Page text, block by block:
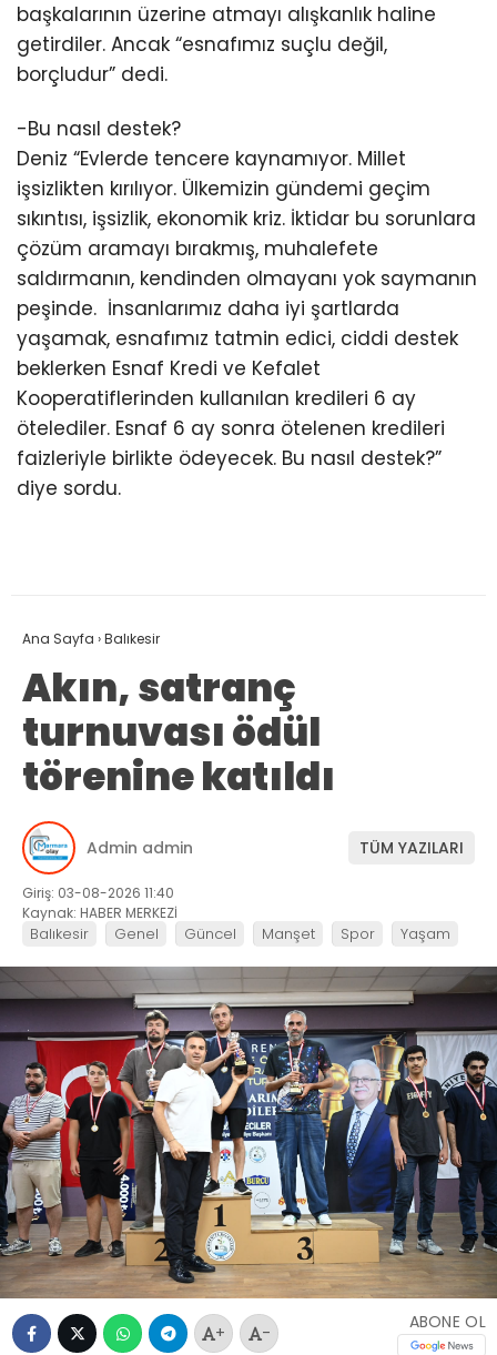
başkalarının üzerine atmayı alışkanlık haline
getirdiler. Ancak “esnafımız suçlu değil,
borçludur” dedi.
-Bu nasıl destek?
Deniz “Evlerde tencere kaynamıyor. Millet
işsizlikten kırılıyor. Ülkemizin gündemi geçim
sıkıntısı, işsizlik, ekonomik kriz. İktidar bu sorunlara
çözüm aramayı bırakmış, muhalefete
saldırmanın, kendinden olmayanı yok saymanın
peşinde. İnsanlarımız daha iyi şartlarda
yaşamak, esnafımız tatmin edici, ciddi destek
beklerken Esnaf Kredi ve Kefalet
Kooperatiflerinden kullanılan kredileri 6 ay
ötelediler. Esnaf 6 ay sonra ötelenen kredileri
faizleriyle birlikte ödeyecek. Bu nasıl destek?”
diye sordu.
Ana Sayfa ›Balıkesir
Akın, satranç
turnuvası ödül
törenine katıldı
Admin admin TÜM YAZILARI
Giriş: 03-08-2026 11:40
Kaynak: HABER MERKEZİ
Balıkesir Genel Güncel Manşet Spor Yaşam
+ -
ABONE OL